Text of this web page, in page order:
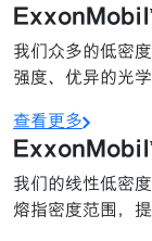
我们众多的低密
强度、优异的光
查看更多
我们的线性低密
熔指密度范围，